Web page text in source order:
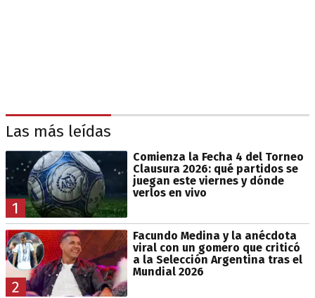
Las más leídas
1
Comienza la Fecha 4 del Torneo
Clausura 2026: qué partidos se
juegan este viernes y dónde
verlos en vivo
2
Facundo Medina y la anécdota
viral con un gomero que criticó
a la Selección Argentina tras el
Mundial 2026